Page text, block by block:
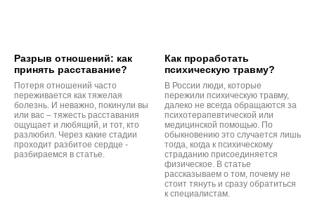
Разрыв отношений: как
принять расставание?
Потеря отношений часто
переживается как тяжелая
болезнь. И неважно, покинули вы
или вас – тяжесть расставания
ощущает и любящий, и тот, кто
разлюбил. Через какие стадии
проходит разбитое сердце -
разбираемся в статье.
Как проработать
психическую травму?
В России люди, которые
пережили психическую травму,
далеко не всегда обращаются за
психотерапевтической или
медицинской помощью. По
обыкновению это случается лишь
тогда, когда к психическому
страданию присоединяется
физическое. В статье
рассказываем о том, почему не
стоит тянуть и сразу обратиться
к специалистам.